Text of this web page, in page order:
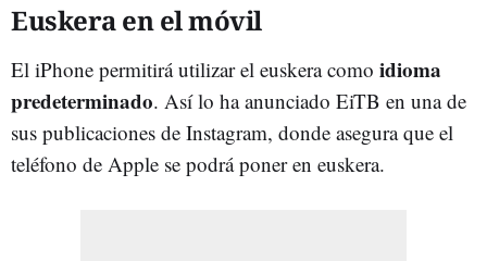
Euskera en el móvil
El iPhone permitirá utilizar el euskera como idioma
predeterminado. Así lo ha anunciado EiTB en una de
sus publicaciones de Instagram, donde asegura que el
teléfono de Apple se podrá poner en euskera.